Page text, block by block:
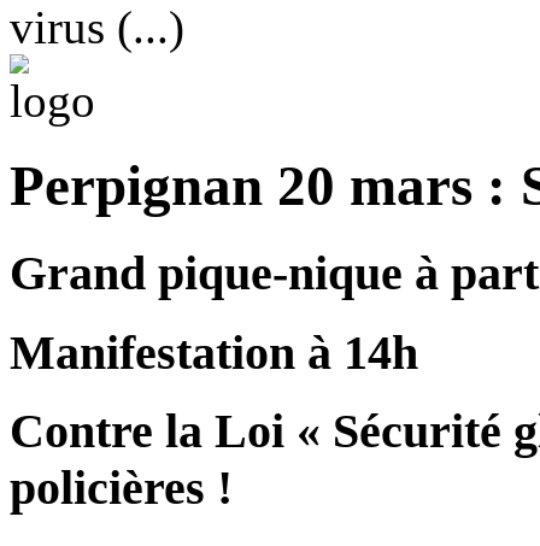
virus (...)
Perpignan 20 mars :
Grand pique-nique à
Manifestation à 14h
Contre la Loi « Sécurité
policières !